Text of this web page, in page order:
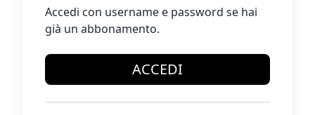
Accedi con username e password se hai
già un abbonamento.
ACCEDI